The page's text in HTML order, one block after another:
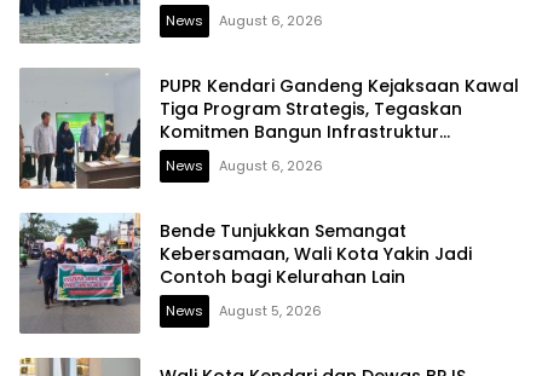
News August 6, 2026
PUPR Kendari Gandeng Kejaksaan Kawal
Tiga Program Strategis, Tegaskan
Komitmen Bangun Infrastruktur
Berintegritas
News August 6, 2026
Bende Tunjukkan Semangat
Kebersamaan, Wali Kota Yakin Jadi
Contoh bagi Kelurahan Lain
News August 5, 2026